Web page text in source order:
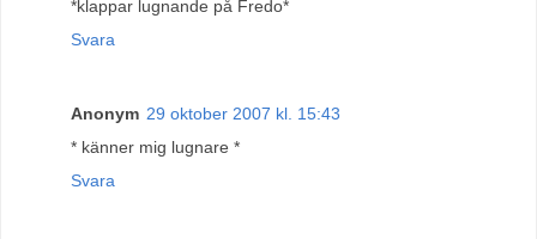
*klappar lugnande på Fredo*
Svara
Anonym 29 oktober 2007 kl. 15:43
* känner mig lugnare *
Svara